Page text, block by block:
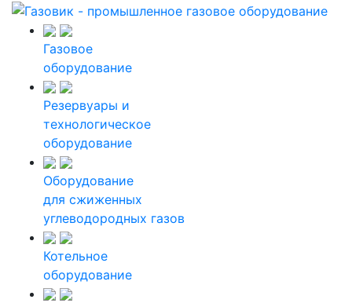
Газовое
оборудование
Резервуары и
технологическое
оборудование
Оборудование
для сжиженных
углеводородных газов
Котельное
оборудование